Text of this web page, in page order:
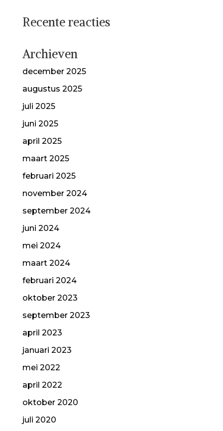
Recente reacties
Archieven
december 2025
augustus 2025
juli 2025
juni 2025
april 2025
maart 2025
februari 2025
november 2024
september 2024
juni 2024
mei 2024
maart 2024
februari 2024
oktober 2023
september 2023
april 2023
januari 2023
mei 2022
april 2022
oktober 2020
juli 2020